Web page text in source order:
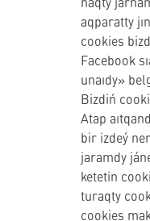
aqparatty
cookies
Facebook
unaıdy»
Bizdiń
Atap
bir izdeý
jaramdy
ketetin
turaqty
cookies